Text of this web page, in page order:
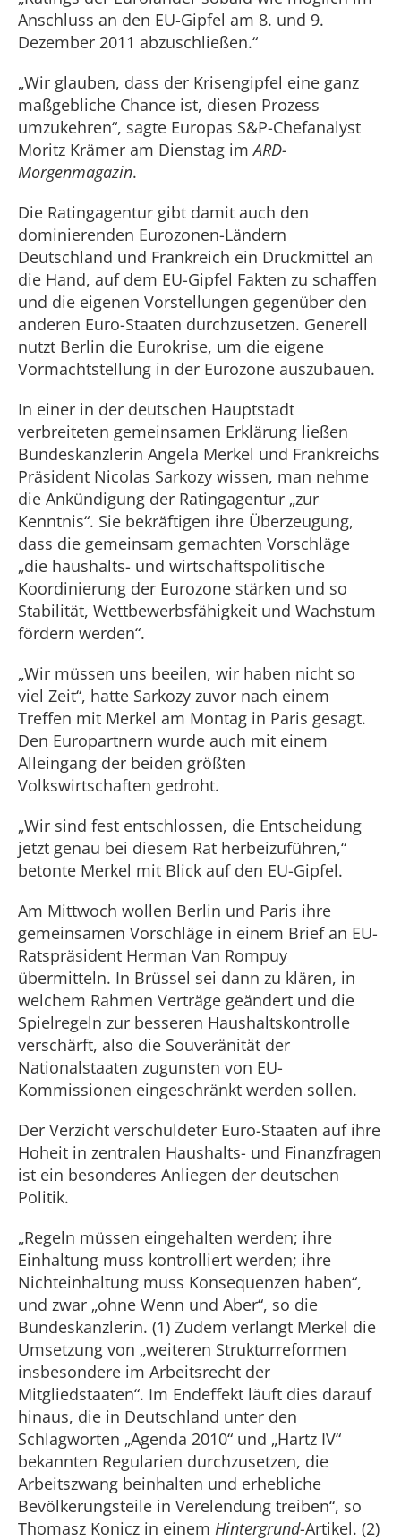
Anschluss an den EU-Gipfel am 8. und 9.
Dezember 2011 abzuschließen.“
„Wir glauben, dass der Krisengipfel eine ganz
maßgebliche Chance ist, diesen Prozess
umzukehren“, sagte Europas S&P-Chefanalyst
Moritz Krämer am Dienstag imARD-
Morgenmagazin.
Die Ratingagentur gibt damit auch den
dominierenden Eurozonen-Ländern
Deutschland und Frankreich ein Druckmittel an
die Hand, auf dem EU-Gipfel Fakten zu schaffen
und die eigenen Vorstellungen gegenüber den
anderen Euro-Staaten durchzusetzen. Generell
nutzt Berlin die Eurokrise, um die eigene
Vormachtstellung in der Eurozone auszubauen.
In einer in der deutschen Hauptstadt
verbreiteten gemeinsamen Erklärung ließen
Bundeskanzlerin Angela Merkel und Frankreichs
Präsident Nicolas Sarkozy wissen, man nehme
die Ankündigung der Ratingagentur „zur
Kenntnis“. Sie bekräftigen ihre Überzeugung,
dass die gemeinsam gemachten Vorschläge
„die haushalts- und wirtschaftspolitische
Koordinierung der Eurozone stärken und so
Stabilität, Wettbewerbsfähigkeit und Wachstum
fördern werden“.
„Wir müssen uns beeilen, wir haben nicht so
viel Zeit“, hatte Sarkozy zuvor nach einem
Treffen mit Merkel am Montag in Paris gesagt.
Den Europartnern wurde auch mit einem
Alleingang der beiden größten
Volkswirtschaften gedroht.
„Wir sind fest entschlossen, die Entscheidung
jetzt genau bei diesem Rat herbeizuführen,“
betonte Merkel mit Blick auf den EU-Gipfel.
Am Mittwoch wollen Berlin und Paris ihre
gemeinsamen Vorschläge in einem Brief an EU-
Ratspräsident Herman Van Rompuy
übermitteln. In Brüssel sei dann zu klären, in
welchem Rahmen Verträge geändert und die
Spielregeln zur besseren Haushaltskontrolle
verschärft, also die Souveränität der
Nationalstaaten zugunsten von EU-
Kommissionen eingeschränkt werden sollen.
Der Verzicht verschuldeter Euro-Staaten auf ihre
Hoheit in zentralen Haushalts- und Finanzfragen
ist ein besonderes Anliegen der deutschen
Politik.
„Regeln müssen eingehalten werden; ihre
Einhaltung muss kontrolliert werden; ihre
Nichteinhaltung muss Konsequenzen haben“,
und zwar „ohne Wenn und Aber“, so die
Bundeskanzlerin. (1) Zudem verlangt Merkel die
Umsetzung von „weiteren Strukturreformen
insbesondere im Arbeitsrecht der
Mitgliedstaaten“. Im Endeffekt läuft dies darauf
hinaus, die in Deutschland unter den
Schlagworten „Agenda 2010“ und „Hartz IV“
bekannten Regularien durchzusetzen, die
Arbeitszwang beinhalten und erhebliche
Bevölkerungsteile in Verelendung treiben“, so
Thomasz Konicz in einem Hintergrund-Artikel. (2)